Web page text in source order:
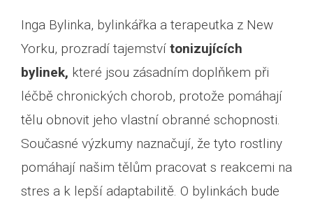
Inga Bylinka, bylinkářka a terapeutka z New
Yorku, prozradí tajemství tonizujících
bylinek, které jsou zásadním doplňkem při
léčbě chronických chorob, protože pomáhají
tělu obnovit jeho vlastní obranné schopnosti.
Současné výzkumy naznačují, že tyto rostliny
pomáhají našim tělům pracovat s reakcemi na
stres a k lepší adaptabilitě. O bylinkách bude